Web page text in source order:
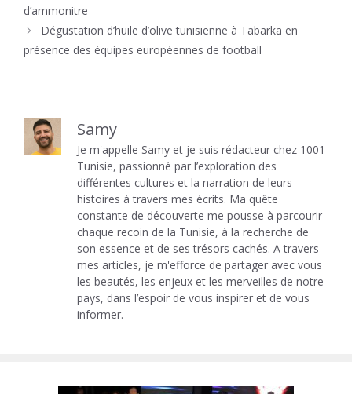
d’ammonitre
Dégustation d’huile d’olive tunisienne à Tabarka en
présence des équipes européennes de football
Samy
Je m'appelle Samy et je suis rédacteur chez 1001
Tunisie, passionné par l’exploration des
différentes cultures et la narration de leurs
histoires à travers mes écrits. Ma quête
constante de découverte me pousse à parcourir
chaque recoin de la Tunisie, à la recherche de
son essence et de ses trésors cachés. A travers
mes articles, je m'efforce de partager avec vous
les beautés, les enjeux et les merveilles de notre
pays, dans l’espoir de vous inspirer et de vous
informer.